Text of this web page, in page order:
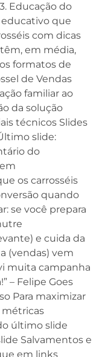
Educação do
que
com dicas
em média,
formatos de
de Vendas
familiar ao
da solução
técnicos Slides
slide:
do
os carrosséis
quando
se você prepara
e cuida da
(vendas) vem
muita campanha
– Felipe Goes
Para maximizar
métricas
último slide
Salvamentos e
em links